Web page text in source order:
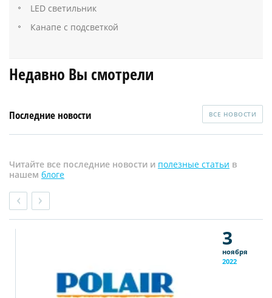
LED светильник
Канапе с подсветкой
Недавно Вы смотрели
Последние новости ВСЕ НОВОСТИ
Читайте все последние новости и полезные статьи в
нашем блоге
3
ноября
2022